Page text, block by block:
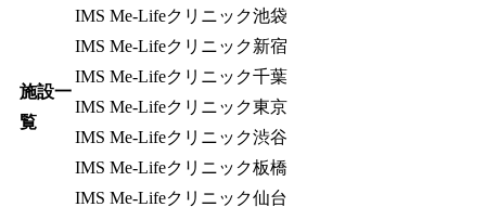
施設一
覧
IMS Me-Lifeクリニック池袋
IMS Me-Lifeクリニック新宿
IMS Me-Lifeクリニック千葉
IMS Me-Lifeクリニック東京
IMS Me-Lifeクリニック渋谷
IMS Me-Lifeクリニック板橋
IMS Me-Lifeクリニック仙台